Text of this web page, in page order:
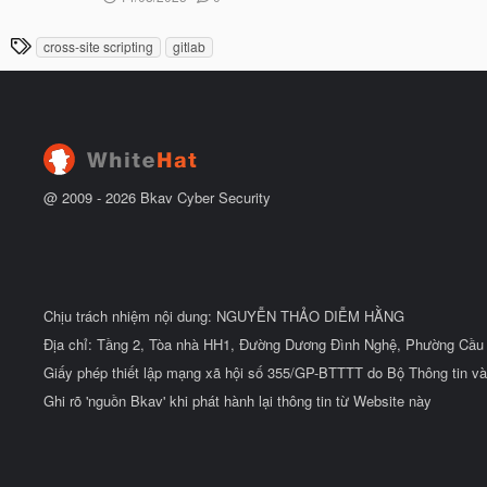
đ
ầ
u
y
u
T
h
cross-site scripting gitlab
@ 2009 - 2026 Bkav Cyber Security
Chịu trách nhiệm nội dung: NGUYỄN THẢO DIỄM HẰNG
Địa chỉ: Tầng 2, Tòa nhà HH1, Đường Dương Đình Nghệ, Phường
Giấy phép thiết lập mạng xã hội số 355/GP-BTTTT do Bộ Thông tin
Ghi rõ 'nguồn Bkav' khi phát hành lại thông tin từ Website này